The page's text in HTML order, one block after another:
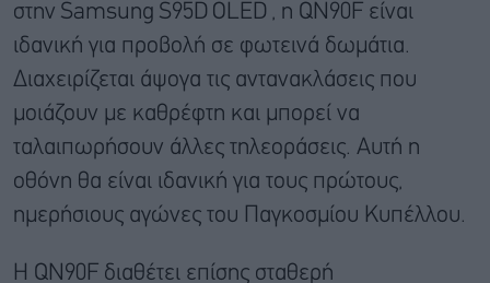
στην Samsung S95D OLED , η QN90F είναι
ιδανική για προβολή σε φωτεινά δωμάτια.
Διαχειρίζεται άψογα τις αντανακλάσεις που
μοιάζουν με καθρέφτη και μπορεί να
ταλαιπωρήσουν άλλες τηλεοράσεις. Αυτή η
οθόνη θα είναι ιδανική για τους πρώτους,
ημερήσιους αγώνες του Παγκοσμίου Κυπέλλου.
Η QN90F διαθέτει επίσης σταθερή